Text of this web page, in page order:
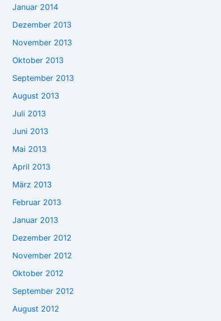
Januar 2014
Dezember 2013
November 2013
Oktober 2013
September 2013
August 2013
Juli 2013
Juni 2013
Mai 2013
April 2013
März 2013
Februar 2013
Januar 2013
Dezember 2012
November 2012
Oktober 2012
September 2012
August 2012